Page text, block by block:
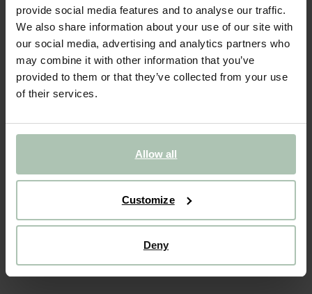
provide social media features and to analyse our traffic.
We also share information about your use of our site with
our social media, advertising and analytics partners who
may combine it with other information that you’ve
provided to them or that they’ve collected from your use
of their services.
Allow all
Customize
Deny
39.9923.99
Kies jouw maat
85 95 105
BEKIJK WINKELVOORRAAD
Gratis verzending naar winkel